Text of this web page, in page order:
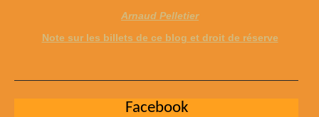
Arnaud Pelletier
Note sur les billets de ce blog et droit de réserve
Facebook